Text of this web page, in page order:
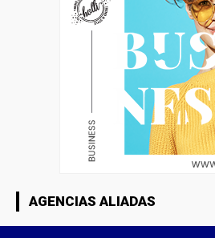
AGENCIAS ALIADAS